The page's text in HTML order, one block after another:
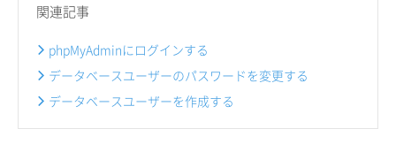
関連記事
phpMyAdminにログインする
データベースユーザーのパスワードを変更する
データベースユーザーを作成する